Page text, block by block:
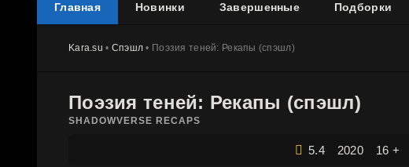
Главная Новинки Завершенные Подборки
Kara.su • Спэшл • Поэзия теней: Рекапы (спэшл)
Поэзия теней: Рекапы (спэшл)
SHADOWVERSE RECAPS
5.4 2020 16 +